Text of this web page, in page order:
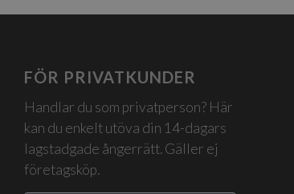
FÖR PRIVATKUNDER
Handlar du som privatperson? Här
kan du enkelt utöva din 14-dagars
lagstadgade ångerrätt. Gäller ej
företagsköp.